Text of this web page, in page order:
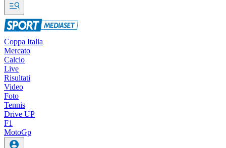
Coppa Italia
Mercato
Calcio
Live
Risultati
Video
Foto
Tennis
Drive UP
F1
MotoGp